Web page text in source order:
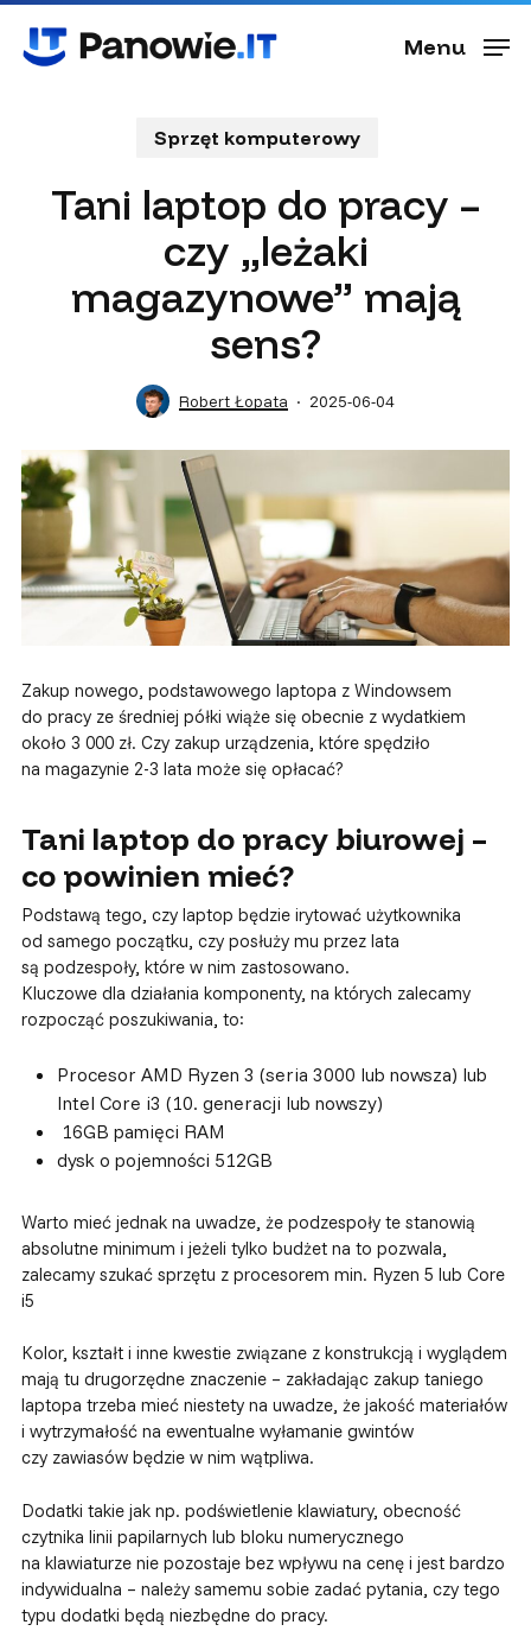
main
Menu
Sprzęt komputerowy
Tani laptop do pracy –
czy „leżaki
magazynowe” mają
sens?
Robert Łopata 2025-06-04
Zakup nowego, podstawowego laptopa z Windowsem
do pracy ze średniej półki wiąże się obecnie z wydatkiem
około 3 000 zł. Czy zakup urządzenia, które spędziło
na magazynie 2-3 lata może się opłacać?
Tani laptop do pracy biurowej –
co powinien mieć?
Podstawą tego, czy laptop będzie irytować użytkownika
od samego początku, czy posłuży mu przez lata
są podzespoły, które w nim zastosowano.
Kluczowe dla działania komponenty, na których zalecamy
rozpocząć poszukiwania, to:
Procesor AMD Ryzen 3 (seria 3000 lub nowsza) lub
Intel Core i3 (10. generacji lub nowszy)
16GB pamięci RAM
dysk o pojemności 512GB
Warto mieć jednak na uwadze, że podzespoły te stanowią
absolutne minimum i jeżeli tylko budżet na to pozwala,
zalecamy szukać sprzętu z procesorem min. Ryzen 5 lub Core
i5
Kolor, kształt i inne kwestie związane z konstrukcją i wyglądem
mają tu drugorzędne znaczenie – zakładając zakup taniego
laptopa trzeba mieć niestety na uwadze, że jakość materiałów
i wytrzymałość na ewentualne wyłamanie gwintów
czy zawiasów będzie w nim wątpliwa.
Dodatki takie jak np. podświetlenie klawiatury, obecność
czytnika linii papilarnych lub bloku numerycznego
na klawiaturze nie pozostaje bez wpływu na cenę i jest bardzo
indywidualna – należy samemu sobie zadać pytania, czy tego
typu dodatki będą niezbędne do pracy.